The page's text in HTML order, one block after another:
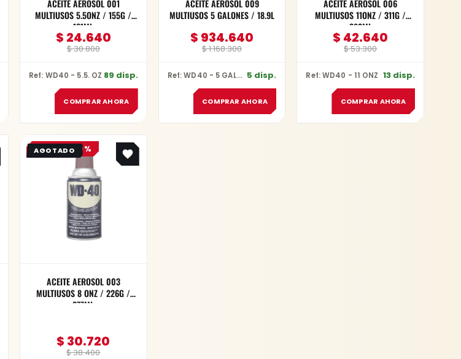
ACEITE AEROSOL 001
MULTIUSOS 5.5ONZ / 155G /
191ML
$30.800
$ 24.640
Ref: WD40 - 5.5. OZ 89 disp.
COMPRAR AHORA
ACEITE AEROSOL 009
MULTIUSOS 5 GALONES / 18.9L
$1.168.300
$ 934.640
Ref: WD40 - 5 GALONES 5 disp.
COMPRAR AHORA
ACEITE AEROSOL 006
MULTIUSOS 11ONZ / 311G /
382ML
$53.300
$ 42.640
Ref: WD40 - 11 ONZ 13 disp.
COMPRAR AHORA
OFERTA -20%
ACEITE AEROSOL 003
MULTIUSOS 8 ONZ / 226G /
277ML
$38.400
Original
price
was:
$ 38.400.
$ 30.720
Current
price
is:
$ 30.720.